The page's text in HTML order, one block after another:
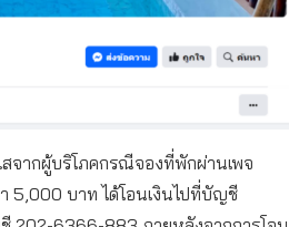
สจากผู้บริโภคกรณีจองที่พักผ่านเพจ
5,000 บาท ได้โอนเงินไปที่บัญชี